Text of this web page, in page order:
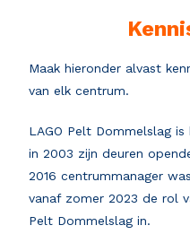
Maak hieronder alvast
van elk centrum.
LAGO Pelt Dommelslag
in 2003 zijn deuren
2016 centrummanager
vanaf zomer 2023 de rol
Pelt Dommelslag in.